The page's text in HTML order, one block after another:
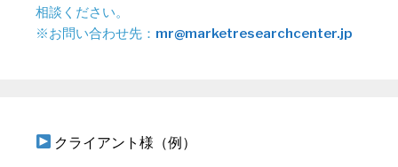
相談ください。
※お問い合わせ先： mr@marketresearchcenter.jp
クライアント様（例）